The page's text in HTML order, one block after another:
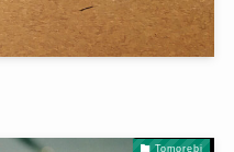
Tomorebi